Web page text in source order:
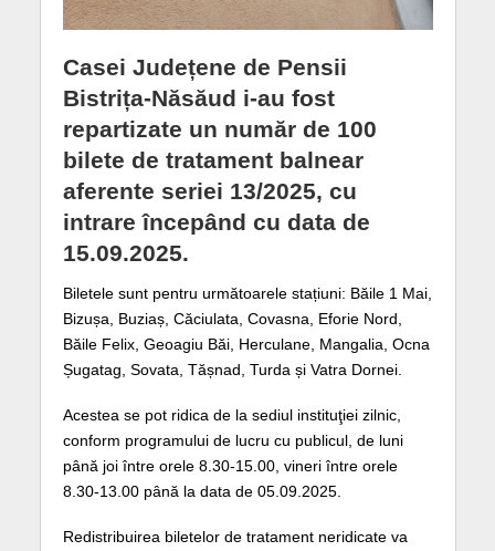
Casei Județene de Pensii
Bistrița-Năsăud i-au fost
repartizate un număr de 100
bilete de tratament balnear
aferente seriei 13/2025, cu
intrare începând cu data de
15.09.2025.
Biletele sunt pentru următoarele stațiuni: Băile 1 Mai,
Bizușa, Buziaș, Căciulata, Covasna, Eforie Nord,
Băile Felix, Geoagiu Băi, Herculane, Mangalia, Ocna
Șugatag, Sovata, Tășnad, Turda și Vatra Dornei.
Acestea se pot ridica de la sediul instituţiei zilnic,
conform programului de lucru cu publicul, de luni
până joi între orele 8.30-15.00, vineri între orele
8.30-13.00 până la data de 05.09.2025.
Redistribuirea biletelor de tratament neridicate va